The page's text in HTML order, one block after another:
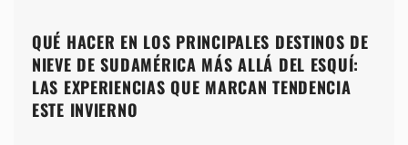
QUÉ HACER EN LOS PRINCIPALES DESTINOS DE
NIEVE DE SUDAMÉRICA MÁS ALLÁ DEL ESQUÍ:
LAS EXPERIENCIAS QUE MARCAN TENDENCIA
ESTE INVIERNO